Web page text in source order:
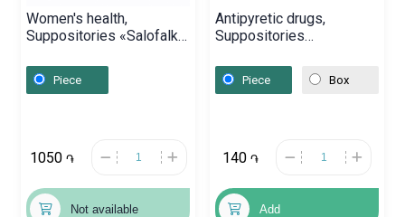
Women's health,
Suppositories «Salofalk»
Piece
1050 ֏
Not available
Antipyretic drugs,
Suppositories
Ֆրանսիա
Piece Box
140 ֏
Add